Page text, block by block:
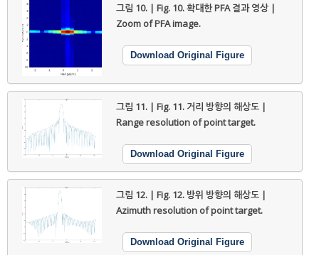
그림 10. | Fig. 10.확대한 PFA 결과 영상 |
Zoom of PFA image.
Download Original Figure
그림 11. | Fig. 11. 거리 방향의 해상도 |
Range resolution of point target.
Download Original Figure
그림 12. | Fig. 12. 방위 방향의 해상도 |
Azimuth resolution of point target.
Download Original Figure